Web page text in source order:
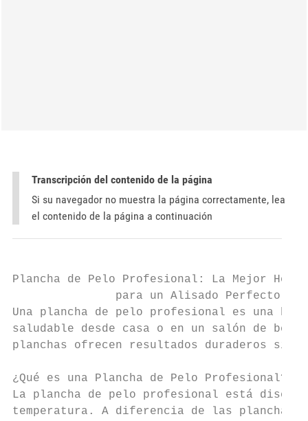
Transcripción del contenido de la página
Si su navegador no muestra la página correctamente, lea
el contenido de la página a continuación
Plancha de Pelo Profesional: La Mejor
               para un Alisado Perfecto
Una plancha de pelo profesional es una
saludable desde casa o en un salón de
planchas ofrecen resultados duraderos sin
¿Qué es una Plancha de Pelo Profesional?
La plancha de pelo profesional está
temperatura. A diferencia de las planchas